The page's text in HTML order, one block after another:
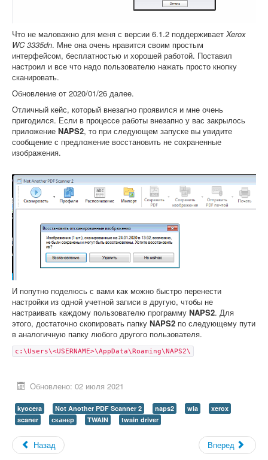
Что не маловажно для меня с версии 6.1.2 поддерживает Xerox
WC 3335dn. Мне она очень нравится своим простым
интерфейсом, бесплатностью и хорошей работой. Поставил
настроил и все что надо пользователю нажать просто кнопку
сканировать.
Обновление от 2020/01/26 далее.
Отличный кейс, который внезапно проявился и мне очень
пригодился. Если в процессе работы внезапно у вас закрылось
приложение NAPS2, то при следующем запуске вы увидите
сообщение с предложение восстановить не сохраненные
изображения.
И попутно поделюсь с вами как можно быстро перенести
настройки из одной учетной записи в другую, чтобы не
настраивать каждому пользователю программу NAPS2. Для
этого, достаточно скопировать папку NAPS2 по следующему пути
в аналогичную папку любого другого пользователя.
c:\Users\<USERNAME>\AppData\Roaming\NAPS2\
Обновлено: 02 июля 2021
kyocera Not Another PDF Scanner 2 naps2 wia
xerox
scaner
сканер TWAIN twain driver
Назад Вперед